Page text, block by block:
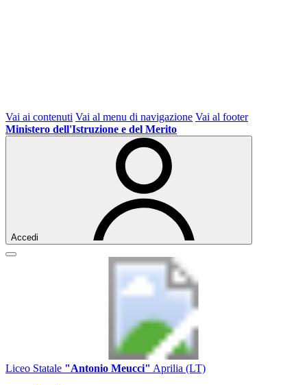
Vai ai contenuti Vai al menu di navigazione Vai al footer
Ministero dell'Istruzione e del Merito
Accedi
Liceo Statale "Antonio Meucci" Aprilia (LT)